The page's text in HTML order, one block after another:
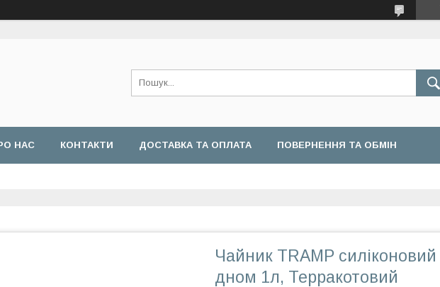
НАС КОНТАКТИ ДОСТАВКА ТА ОПЛАТА ПОВЕРНЕННЯ ТА ОБМІН
Чайник TRAMP
дном 1л, Терракотовий